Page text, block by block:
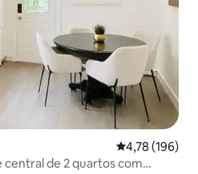
4,78 de uma
4,78 (196)
de 2 quartos com